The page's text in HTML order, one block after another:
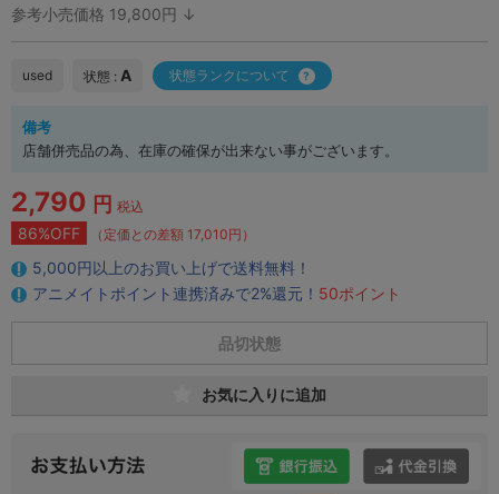
参考小売価格 19,800円 ↓
used 状態 : A 状態ランクについて
備考
店舗併売品の為、在庫の確保が出来ない事がございます。
2,790 円 税込
86%OFF （定価との差額 17,010円）
5,000円以上のお買い上げで送料無料！
アニメイトポイント連携済みで2%還元！ 50ポイント
品切状態
お気に入りに追加